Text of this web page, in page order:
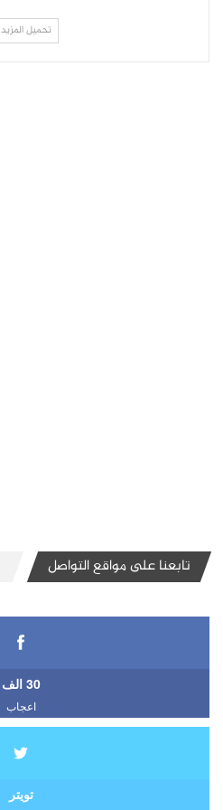
تحميل المزيد
تابعنا على مواقع التواصل
30 الف
اعجاب
تويتر